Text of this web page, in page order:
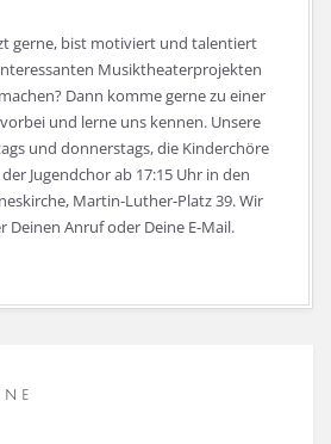
gerne, bist motiviert und talentiert
Musiktheaterprojekten
Dann komme gerne zu einer
und lerne uns kennen. Unsere
und donnerstags, die Kinderchöre
Jugendchor ab 17:15 Uhr in den
Martin-Luther-Platz 39. Wir
Deinen Anruf oder Deine E-Mail.